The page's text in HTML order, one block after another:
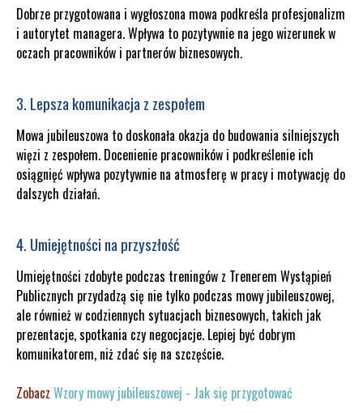
Dobrze przygotowana i wygłoszona mowa podkreśla profesjonalizm
i autorytet managera. Wpływa to pozytywnie na jego wizerunek w
oczach pracowników i partnerów biznesowych.
3. Lepsza komunikacja z zespołem
Mowa jubileuszowa to doskonała okazja do budowania silniejszych
więzi z zespołem. Docenienie pracowników i podkreślenie ich
osiągnięć wpływa pozytywnie na atmosferę w pracy i motywację do
dalszych działań.
4. Umiejętności na przyszłość
Umiejętności zdobyte podczas treningów z Trenerem Wystąpień
Publicznych przydadzą się nie tylko podczas mowy jubileuszowej,
ale również w codziennych sytuacjach biznesowych, takich jak
prezentacje, spotkania czy negocjacje. Lepiej być dobrym
komunikatorem, niż zdać się na szczęście.
Zobacz Wzory mowy jubileuszowej - Jak się przygotować